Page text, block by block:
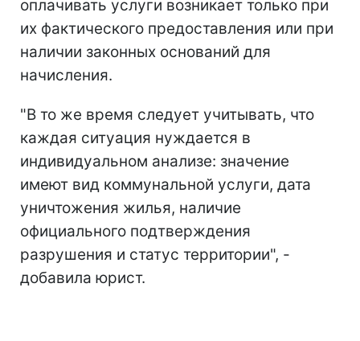
оплачивать услуги возникает только при
их фактического предоставления или при
наличии законных оснований для
начисления.
"В то же время следует учитывать, что
каждая ситуация нуждается в
индивидуальном анализе: значение
имеют вид коммунальной услуги, дата
уничтожения жилья, наличие
официального подтверждения
разрушения и статус территории", -
добавила юрист.